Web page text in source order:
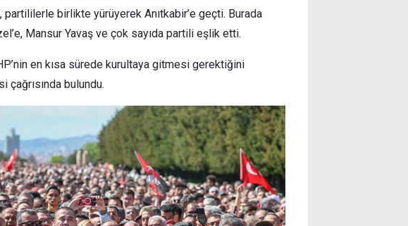
partililerle birlikte yürüyerek Anıtkabir’e geçti. Burada
Mansur Yavaş ve çok sayıda partili eşlik etti.
en kısa sürede kurultaya gitmesi gerektiğini
bulundu.